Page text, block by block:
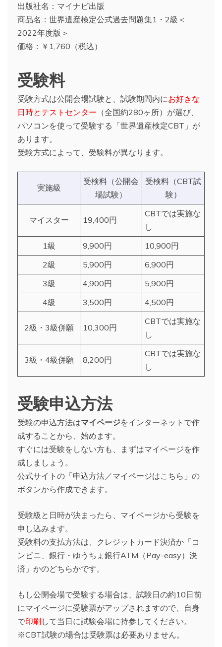
出版社名：マイナビ出版
商品名：世界遺産検定公式過去問題集1・2級＜
2022年度版＞
価格：￥1,760（税込）
受験料
受験方式は公開会場試験と、試験期間内にお好きな
日時とテストセンター （全国約280ヶ所）が選び、
パソコンを使って受験する「世界遺産検定CBT」が
あります。
受験方式によって、受験料が異なります。
実施級
受検料（公開会
場試験）
受検料（CBT試
験）
マイスター 19,400円
CBTでは実施な
し
1級
9,900円
10,900円
2級
5,900円
6,900円
3級
4,900円
5,900円
4級
3,500円 4,500円
2級・3級併願 10,300円
CBTでは実施な
し
3級・4級併願 8,200円
CBTでは実施な
し
受験申込方法
受験の申込方法はマイページをインターネットで作
成することから、始めます。
すぐには受験をしない方も、まずはマイページを作
成しましょう。
公式サイトの「申込方法／マイページはこちら」の
ボタンから作成できます。
受験級と日時が決まったら、マイページから受験を
申し込みます。
受験料の支払方法は、クレジットカード決済か「コ
ンビニ、銀行・ゆうちょ銀行ATM（Pay-easy）決
済」かのどちらかです。
もし公開会場で受験する場合は、試験日の約10日前
にマイページに受験票がアップされますので、自身
で印刷 して当日に試験会場に持参してください。
※CBT試験の場合は受験票は必要ありません。